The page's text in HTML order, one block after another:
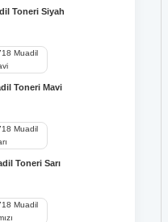
Toneri Siyah
Toneri Mavi
Toneri Sarı